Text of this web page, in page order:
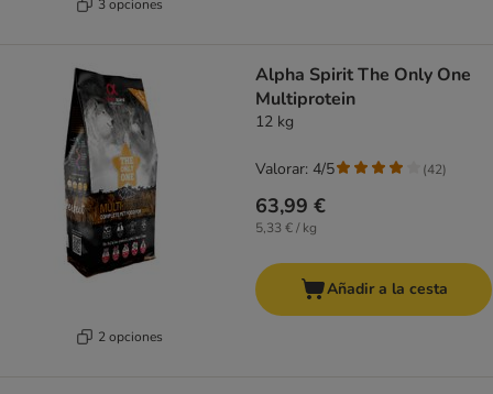
3 opciones
2 opciones
Alpha Spirit The Only One
Multiprotein
12 kg
63,99 €
5,33 € / kg
Valorar: 4/5 (42)
Añadir a la cesta